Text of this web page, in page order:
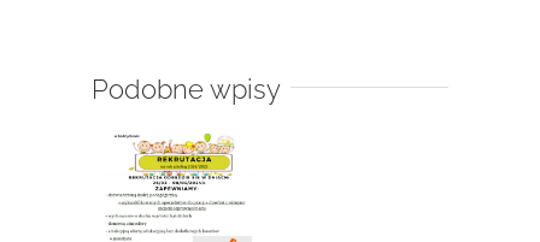
Podobne wpisy